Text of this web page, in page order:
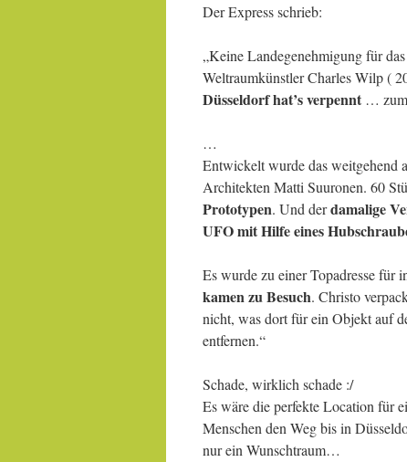
Der Express schrieb:
„Keine Landegenehmigung für
Weltraumkünstler Charles Wilp (
Düsseldorf hat’s verpennt …
…
Entwickelt wurde das weitgehend
Architekten Matti Suuronen. 60
Prototypen. Und derdamalige
UFO mit Hilfe eines
Es wurde zu einer Topadresse für
kamen zu Besuch. Christo
nicht, was dort für ein Objekt auf
entfernen.“
Schade, wirklich schade :/
Es wäre die perfekte Location für
Menschen den Weg bis in
nur ein Wunschtraum…